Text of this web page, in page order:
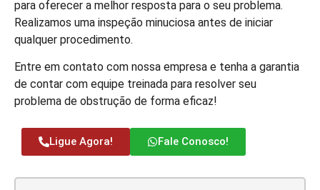
para oferecer a melhor resposta para o seu problema.
Realizamos uma inspeção minuciosa antes de iniciar
qualquer procedimento.
Entre em contato com nossa empresa e tenha a garantia
de contar com equipe treinada para resolver seu
problema de obstrução de forma eficaz!
Ligue Agora! Fale Conosco!